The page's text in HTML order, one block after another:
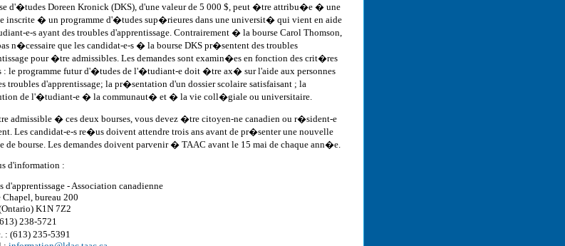
d'�tudes Doreen Kronick (DKS), d'une valeur de 5 000 $, peut �tre attribu�e � une
inscrite � un programme d'�tudes sup�rieures dans une universit� qui vient en aide
e-s ayant des troubles d'apprentissage. Contrairement � la bourse Carol Thomson,
n�cessaire que les candidat-e-s � la bourse DKS pr�sentent des troubles
pour �tre admissibles. Les demandes sont examin�es en fonction des crit�res
: le programme futur d'�tudes de l'�tudiant-e doit �tre ax� sur l'aide aux personnes
troubles d'apprentissage; la pr�sentation d'un dossier scolaire satisfaisant ; la
de l'�tudiant-e � la communaut� et � la vie coll�giale ou universitaire.
admissible � ces deux bourses, vous devez �tre citoyen-ne canadien ou r�sident-e
Les candidat-e-s re�us doivent attendre trois ans avant de pr�senter une nouvelle
de bourse. Les demandes doivent parvenir � TAAC avant le 15 mai de chaque ann�e.
d'information :
d'apprentissage - Association canadienne
Chapel, bureau 200
K1N 7Z2
238-5721
(613) 235-5391